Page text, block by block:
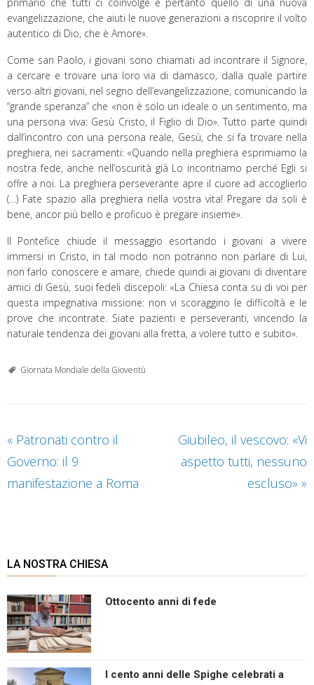
evangelizzazione, che aiuti le nuove generazioni a riscoprire il volto
autentico di Dio, che è Amore».
Come san Paolo, i giovani sono chiamati ad incontrare il Signore,
a cercare e trovare una loro via di damasco, dalla quale partire
verso altri giovani, nel segno dell’evangelizzazione, comunicando la
“grande speranza” che «non è solo un ideale o un sentimento, ma
una persona viva: Gesù Cristo, il Figlio di Dio». Tutto parte quindi
dall’incontro con una persona reale, Gesù, che si fa trovare nella
preghiera, nei sacramenti: «Quando nella preghiera esprimiamo la
nostra fede, anche nell’oscurità già Lo incontriamo perché Egli si
offre a noi. La preghiera perseverante apre il cuore ad accoglierlo
(…) Fate spazio alla preghiera nella vostra vita! Pregare da soli è
bene, ancor più bello e proficuo è pregare insieme».
Il Pontefice chiude il messaggio esortando i giovani a vivere
immersi in Cristo, in tal modo non potranno non parlare di Lui,
non farlo conoscere e amare, chiede quindi ai giovani di diventare
amici di Gesù, suoi fedeli discepoli: «La Chiesa conta su di voi per
questa impegnativa missione: non vi scoraggino le difficoltà e le
prove che incontrate. Siate pazienti e perseveranti, vincendo la
naturale tendenza dei giovani alla fretta, a volere tutto e subito».
Giornata Mondiale della Gioventù
« Patronati contro il
Governo: il 9
manifestazione a Roma
Giubileo, il vescovo: «Vi
aspetto tutti, nessuno
escluso» »
LA NOSTRA CHIESA
Ottocento anni di fede
I cento anni delle Spighe celebrati a